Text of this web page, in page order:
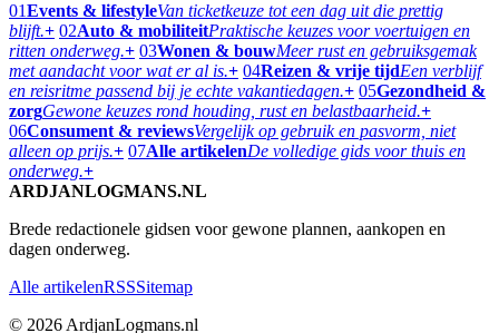
01Events & lifestyleVan ticketkeuze tot een dag uit die prettig
blijft.+ 02Auto & mobiliteitPraktische keuzes voor voertuigen en
ritten onderweg.+ 03Wonen & bouwMeer rust en gebruiksgemak
met aandacht voor wat er al is.+ 04Reizen & vrije tijdEen verblijf
en reisritme passend bij je echte vakantiedagen.+ 05Gezondheid &
zorgGewone keuzes rond houding, rust en belastbaarheid.+
06Consument & reviewsVergelijk op gebruik en pasvorm, niet
alleen op prijs.+ 07Alle artikelenDe volledige gids voor thuis en
onderweg.+
ARDJANLOGMANS.NL
Brede redactionele gidsen voor gewone plannen, aankopen en
dagen onderweg.
Alle artikelenRSSSitemap
© 2026 ArdjanLogmans.nl